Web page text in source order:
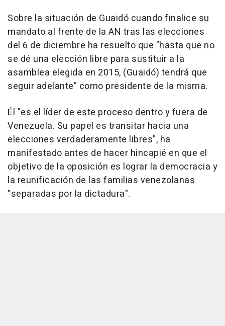
Sobre la situación de Guaidó cuando finalice su
mandato al frente de la AN tras las elecciones
del 6 de diciembre ha resuelto que "hasta que no
se dé una elección libre para sustituir a la
asamblea elegida en 2015, (Guaidó) tendrá que
seguir adelante" como presidente de la misma.
Él "es el líder de este proceso dentro y fuera de
Venezuela. Su papel es transitar hacia una
elecciones verdaderamente libres", ha
manifestado antes de hacer hincapié en que el
objetivo de la oposición es lograr la democracia y
la reunificación de las familias venezolanas
"separadas por la dictadura".